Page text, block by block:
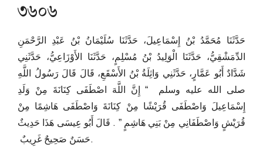
৩৬০৬
حَدَّثَنَا مُحَمَّدُ بْنُ إِسْمَاعِيلَ، حَدَّثَنَا سُلَيْمَانُ بْنُ عَبْدِ الرَّحْمَنِ
الدِّمَشْقِيُّ، حَدَّثَنَا الْوَلِيدُ بْنُ مُسْلِمٍ، حَدَّثَنَا الأَوْزَاعِيُّ، حَدَّثَنِي
شَدَّادٌ أَبُو عَمَّارٍ، حَدَّثَنِي وَاثِلَةُ بْنُ الأَسْقَعِ، قَالَ قَالَ رَسُولُ اللَّهِ
صلى الله عليه وسلم ‏ “‏ إِنَّ اللَّهَ اصْطَفَى كِنَانَةَ مِنْ وَلَدِ
إِسْمَاعِيلَ وَاصْطَفَى قُرَيْشًا مِنْ كِنَانَةَ وَاصْطَفَى هَاشِمًا مِنْ
قُرَيْشٍ وَاصْطَفَانِي مِنْ بَنِي هَاشِمٍ ‏”‏ ‏.‏ قَالَ أَبُو عِيسَى هَذَا حَدِيثٌ
حَسَنٌ صَحِيحٌ غَرِيبٌ ‏.